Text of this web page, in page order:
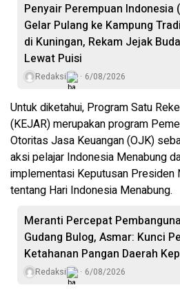
Penyair Perempuan Indonesia
Gelar Pulang ke Kampung
di Kuningan, Rekam Jejak
Lewat Puisi
Redaksi 6/08/2026
Untuk diketahui, Program Satu
(KEJAR) merupakan program
Otoritas Jasa Keuangan (OJK)
aksi pelajar Indonesia Menabung
implementasi Keputusan Presiden
tentang Hari Indonesia Menabung.
Meranti Percepat
Gudang Bulog, Asmar: Kunci
Ketahanan Pangan Daerah
Redaksi 6/08/2026